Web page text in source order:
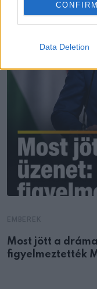
CONFIRM
Data Deletion
Most jött a
figyelmeztették